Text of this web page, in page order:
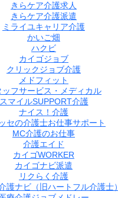
きらケア介護求人
きらケア介護派遣
ミライユキャリア介護
かいご畑
ハクビ
カイゴジョブ
クリックジョブ介護
メドフィット
ッフサービス・メディカル
スマイルSUPPORT介護
ナイス！介護
セの介護士お仕事サポート
MC介護のお仕事
介護エイド
カイゴWORKER
カイゴナビ派遣
リクらく介護
護ナビ（旧ハートフル介護士）